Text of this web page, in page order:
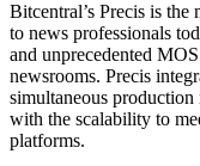
Bitcentral’s Precis is
to news professionals
and unprecedented
newsrooms. Precis
simultaneous
with the scalability to
platforms.